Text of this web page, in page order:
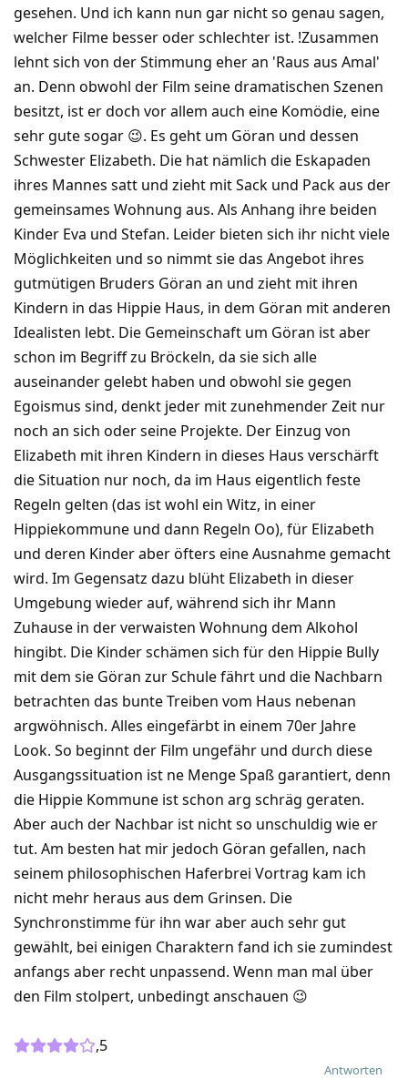
gesehen. Und ich kann nun gar nicht so genau sagen,
welcher Filme besser oder schlechter ist. !Zusammen
lehnt sich von der Stimmung eher an 'Raus aus Amal'
an. Denn obwohl der Film seine dramatischen Szenen
besitzt, ist er doch vor allem auch eine Komödie, eine
sehr gute sogar 😉. Es geht um Göran und dessen
Schwester Elizabeth. Die hat nämlich die Eskapaden
ihres Mannes satt und zieht mit Sack und Pack aus der
gemeinsames Wohnung aus. Als Anhang ihre beiden
Kinder Eva und Stefan. Leider bieten sich ihr nicht viele
Möglichkeiten und so nimmt sie das Angebot ihres
gutmütigen Bruders Göran an und zieht mit ihren
Kindern in das Hippie Haus, in dem Göran mit anderen
Idealisten lebt. Die Gemeinschaft um Göran ist aber
schon im Begriff zu Bröckeln, da sie sich alle
auseinander gelebt haben und obwohl sie gegen
Egoismus sind, denkt jeder mit zunehmender Zeit nur
noch an sich oder seine Projekte. Der Einzug von
Elizabeth mit ihren Kindern in dieses Haus verschärft
die Situation nur noch, da im Haus eigentlich feste
Regeln gelten (das ist wohl ein Witz, in einer
Hippiekommune und dann Regeln Oo), für Elizabeth
und deren Kinder aber öfters eine Ausnahme gemacht
wird. Im Gegensatz dazu blüht Elizabeth in dieser
Umgebung wieder auf, während sich ihr Mann
Zuhause in der verwaisten Wohnung dem Alkohol
hingibt. Die Kinder schämen sich für den Hippie Bully
mit dem sie Göran zur Schule fährt und die Nachbarn
betrachten das bunte Treiben vom Haus nebenan
argwöhnisch. Alles eingefärbt in einem 70er Jahre
Look. So beginnt der Film ungefähr und durch diese
Ausgangssituation ist ne Menge Spaß garantiert, denn
die Hippie Kommune ist schon arg schräg geraten.
Aber auch der Nachbar ist nicht so unschuldig wie er
tut. Am besten hat mir jedoch Göran gefallen, nach
seinem philosophischen Haferbrei Vortrag kam ich
nicht mehr heraus aus dem Grinsen. Die
Synchronstimme für ihn war aber auch sehr gut
gewählt, bei einigen Charaktern fand ich sie zumindest
anfangs aber recht unpassend. Wenn man mal über
den Film stolpert, unbedingt anschauen 😉
,5
Antworten